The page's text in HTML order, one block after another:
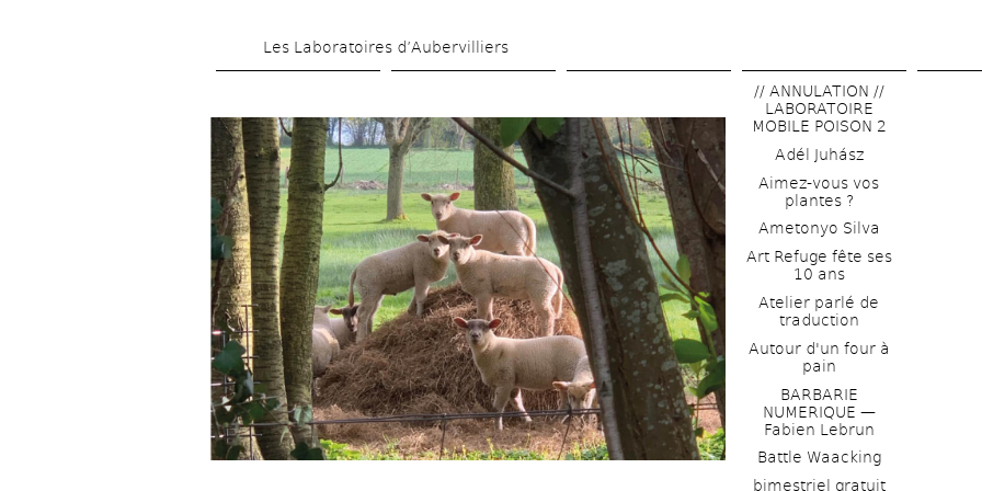
main
Les Laboratoires d’Aubervilliers
// ANNULATION //
LABORATOIRE
MOBILE POISON 2
Adél Juhász
Aimez-vous vos
plantes ?
Ametonyo Silva
Art Refuge fête ses
10 ans
Atelier parlé de
traduction
Autour d'un four à
pain
BARBARIE
NUMERIQUE —
Fabien Lebrun
Battle Waacking
bimestriel gratuit